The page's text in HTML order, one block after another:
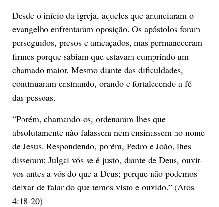
Desde o início da igreja, aqueles que anunciaram o
evangelho enfrentaram oposição. Os apóstolos foram
perseguidos, presos e ameaçados, mas permaneceram
firmes porque sabiam que estavam cumprindo um
chamado maior. Mesmo diante das dificuldades,
continuaram ensinando, orando e fortalecendo a fé
das pessoas.
“Porém, chamando-os, ordenaram-lhes que
absolutamente não falassem nem ensinassem no nome
de Jesus. Respondendo, porém, Pedro e João, lhes
disseram: Julgai vós se é justo, diante de Deus, ouvir-
vos antes a vós do que a Deus; porque não podemos
deixar de falar do que temos visto e ouvido.” (Atos
4:18-20)